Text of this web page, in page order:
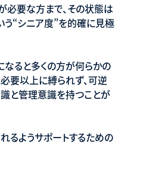
必要な方まで、その状態は
う“シニア度”を的確に見極
なると多くの方が何らかの
要以上に縛られず、可逆
と管理意識を持つことが
るようサポートするための